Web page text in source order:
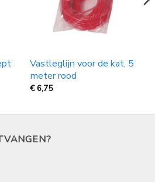
Vastleglijn voor de kat, 5
meter rood
€6,75